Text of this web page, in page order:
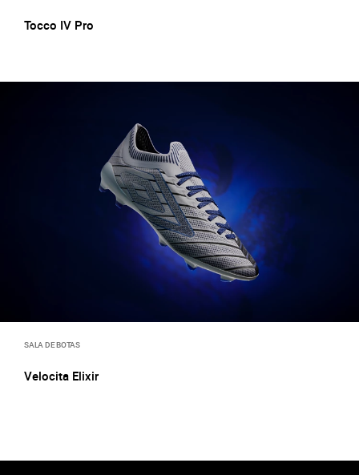
Tocco IV Pro
SALA DE BOTAS
Velocita Elixir